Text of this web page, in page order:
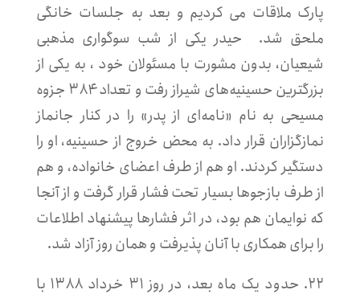
پارک ملاقات می کردیم و بعد به جلسات خانگی
ملحق شد. حیدر یکی از شب سوگواری مذهبی
شیعیان، بدون مشورت با مسئولان خود ، به یکی از
بزرگترین حسینیه‌های شیراز رفت و تعداد ۳۸۴ جزوه
مسیحی به نام «نامه‌ای از پدر» را در کنار جانماز
نمازگزاران قرار داد. به محض خروج از حسینیه، او را
دستگیر کردند. او هم از طرف اعضای خانواده، و هم
از طرف بازجوها بسیار تحت فشار قرار گرفت و از آنجا
که نوایمان هم بود، در اثر فشارها پیشنهاد اطلاعات
را برای همکاری با آنان پذیرفت و همان روز آزاد شد.
۲۲. حدود یک ماه بعد، در روز ۳۱ خرداد ۱۳۸۸ با